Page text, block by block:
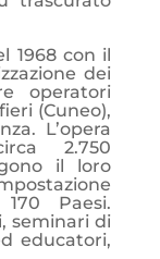
1968 con il
dei
operatori
(Cuneo),
L’opera
2.750
il loro
Paesi.
seminari di
educatori,